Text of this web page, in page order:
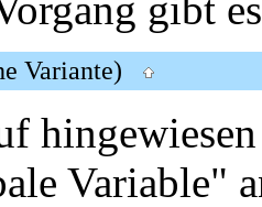
Variante)
Variable"